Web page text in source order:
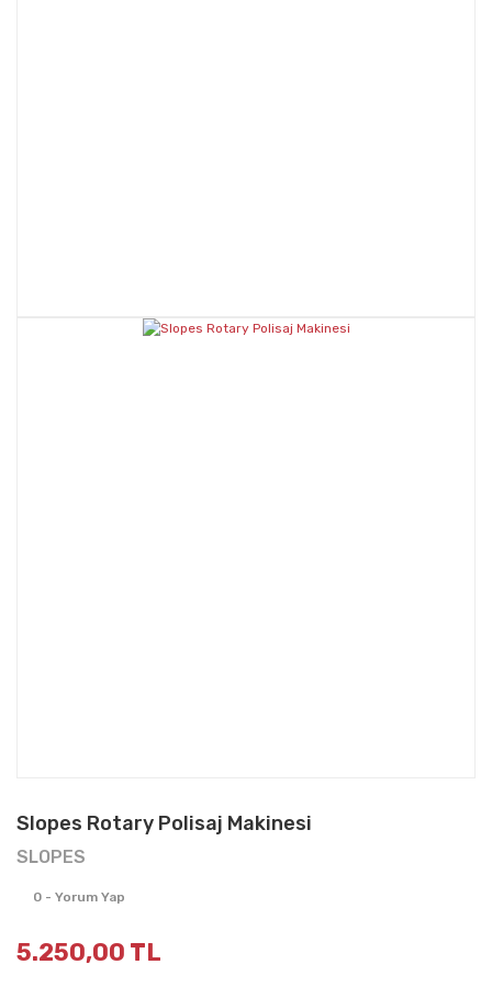
Slopes Rotary Polisaj Makinesi
SLOPES
0 - Yorum Yap
5.250,00 TL